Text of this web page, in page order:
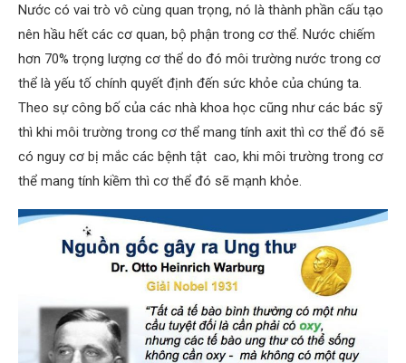
Nước có vai trò vô cùng quan trọng, nó là thành phần cấu tạo
nên hầu hết các cơ quan, bộ phận trong cơ thể. Nước chiếm
hơn 70% trọng lượng cơ thể do đó môi trường nước trong cơ
thể là yếu tố chính quyết định đến sức khỏe của chúng ta.
Theo sự công bố của các nhà khoa học cũng như các bác sỹ
thì khi môi trường trong cơ thể mang tính axit thì cơ thể đó sẽ
có nguy cơ bị mắc các bệnh tật cao, khi môi trường trong cơ
thể mang tính kiềm thì cơ thể đó sẽ mạnh khỏe.